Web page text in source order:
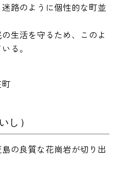
路のように個性的な町並
生活を守るため、このよ
る。
し）
の良質な花崗岩が切り出